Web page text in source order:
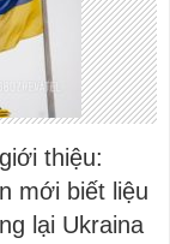
thiệu:
mới biết liệu
lại Ukraina